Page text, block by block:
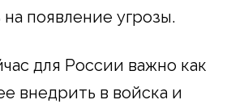
на появление угрозы.
для России важно как
внедрить в войска и